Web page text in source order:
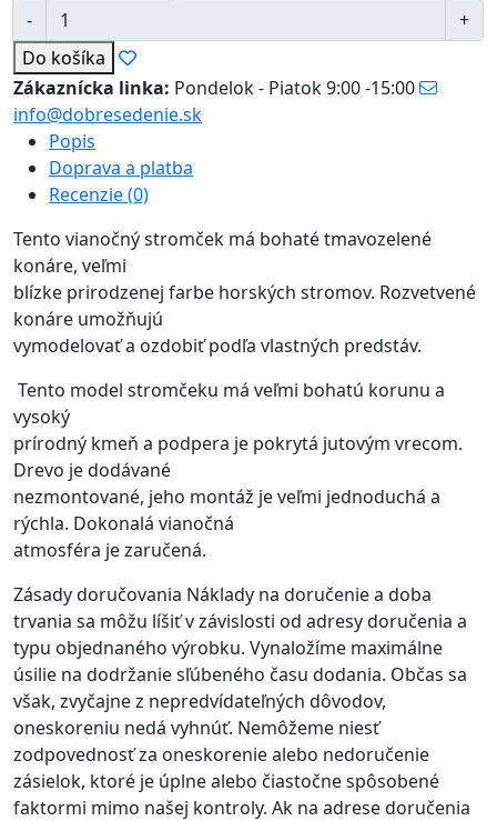
Do košíka
Zákaznícka linka: Pondelok - Piatok 9:00 -15:00
info@dobresedenie.sk
Popis
Doprava a platba
Recenzie (0)
Tento vianočný stromček má bohaté tmavozelené
konáre, veľmi
blízke prirodzenej farbe horských stromov. Rozvetvené
konáre umožňujú
vymodelovať a ozdobiť podľa vlastných predstáv.
Tento model stromčeku má veľmi bohatú korunu a
vysoký
prírodný kmeň a podpera je pokrytá jutovým vrecom.
Drevo je dodávané
nezmontované, jeho montáž je veľmi jednoduchá a
rýchla. Dokonalá vianočná
atmosféra je zaručená.
Zásady doručovania Náklady na doručenie a doba
trvania sa môžu líšiť v závislosti od adresy doručenia a
typu objednaného výrobku. Vynaložíme maximálne
úsilie na dodržanie sľúbeného času dodania. Občas sa
však, zvyčajne z nepredvídateľných dôvodov,
oneskoreniu nedá vyhnúť. Nemôžeme niesť
zodpovednosť za oneskorenie alebo nedoručenie
zásielok, ktoré je úplne alebo čiastočne spôsobené
faktormi mimo našej kontroly. Ak na adrese doručenia